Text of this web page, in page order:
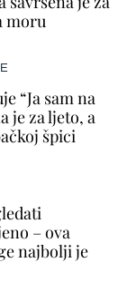
moru
“Ja sam na
je za ljeto, a
špici
– ova
najbolji je